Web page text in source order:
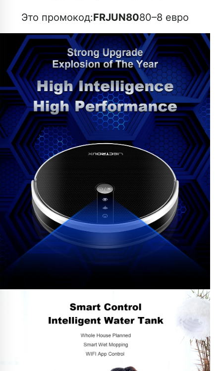
Это промокод:FRJUN8080–8 евро